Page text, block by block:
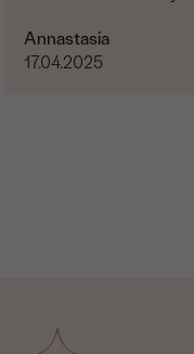
Annastasia
17.04.2025